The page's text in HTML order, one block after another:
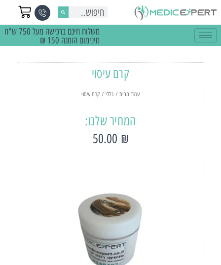
משלוח חינם ברכישה מעל 750 ש"ח
מינימום הזמנה 150 ₪
קרם עיסוי
עמוד הבית / כללי / קרם עיסוי
המחיר שלנו:
₪